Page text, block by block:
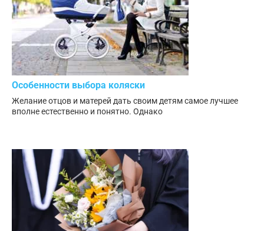
Особенности выбора коляски
Желание отцов и матерей дать своим детям самое лучшее
вполне естественно и понятно. Однако